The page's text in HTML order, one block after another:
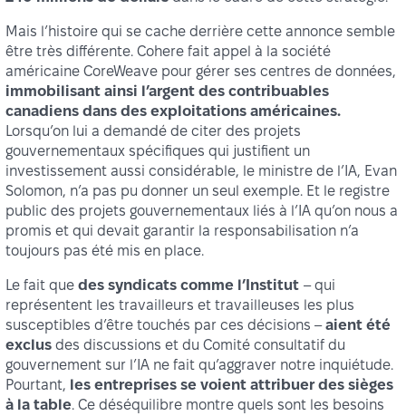
Mais l’histoire qui se cache derrière cette annonce semble
être très différente. Cohere fait appel à la société
américaine CoreWeave pour gérer ses centres de données,
immobilisant ainsi l’argent des contribuables
canadiens dans des exploitations américaines.
Lorsqu’on lui a demandé de citer des projets
gouvernementaux spécifiques qui justifient un
investissement aussi considérable, le ministre de l’IA, Evan
Solomon, n’a pas pu donner un seul exemple. Et le registre
public des projets gouvernementaux liés à l’IA qu’on nous a
promis et qui devait garantir la responsabilisation n’a
toujours pas été mis en place.
Le fait que des syndicats comme l’Institut – qui
représentent les travailleurs et travailleuses les plus
susceptibles d’être touchés par ces décisions –aient été
exclus des discussions et du Comité consultatif du
gouvernement sur l’IA ne fait qu’aggraver notre inquiétude.
Pourtant, les entreprises se voient attribuer des sièges
à la table. Ce déséquilibre montre quels sont les besoins